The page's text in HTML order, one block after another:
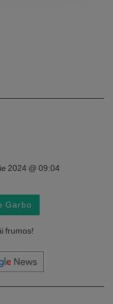
2024 @ 09:04
Garbo
frumos!